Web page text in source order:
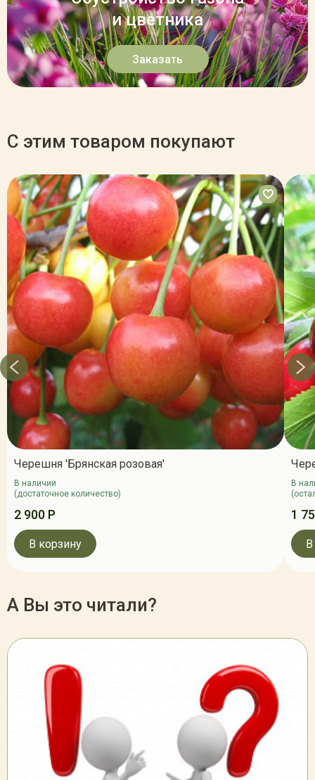
и цветника
Заказать
С этим товаром покупают
Черешня 'Брянская розовая'
В наличии
(достаточное количество)
2 900 Р
В корзину
В
1
А Вы это читали?